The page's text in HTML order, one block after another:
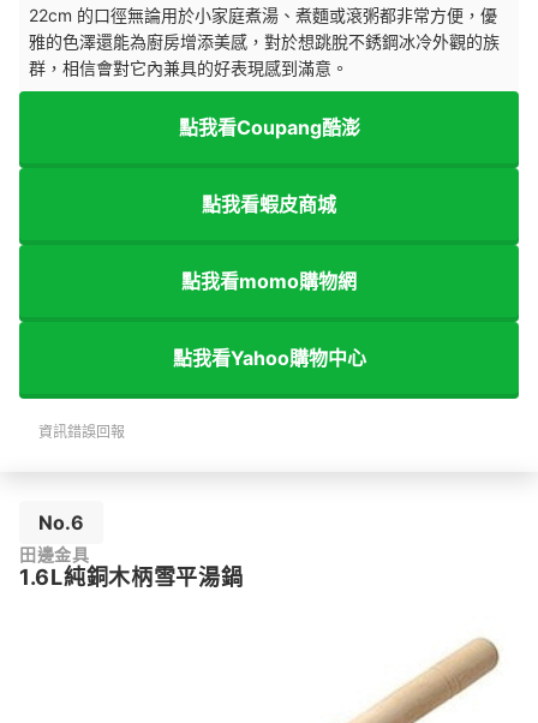
22cm 的口徑無論用於小家庭煮湯、煮麵或滾粥都非常方便，優
雅的色澤還能為廚房增添美感，對於想跳脫不銹鋼冰冷外觀的族
群，相信會對它內兼具的好表現感到滿意。
點我看Coupang酷澎
點我看蝦皮商城
點我看momo購物網
點我看Yahoo購物中心
資訊錯誤回報
No.6
田邊金具
1.6L純銅木柄雪平湯鍋